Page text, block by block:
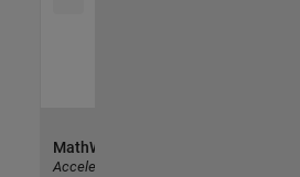
MathWorks
Accelerating